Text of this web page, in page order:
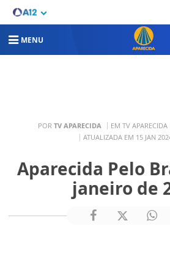
MENU
POR TV APARECIDA EM TV APARECIDA
ATUALIZADA EM 15 JAN
Aparecida Pelo
janeiro de